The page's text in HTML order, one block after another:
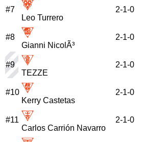
#7
Leo Turrero
2-1-0
#8
Gianni NicolÃ³
2-1-0
#9
TEZZE
2-1-0
#10
Kerry Castetas
2-1-0
#11
Carlos Carrión Navarro
2-1-0